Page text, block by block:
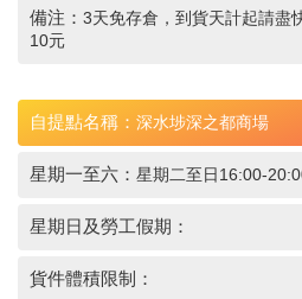
備注： 3天免存倉，到貨天計起請盡
10元
自提點名稱： 深水埗深之都商場
星期一至六： 星期二至日16:00-
星期日及勞工假期：
貨件體積限制：